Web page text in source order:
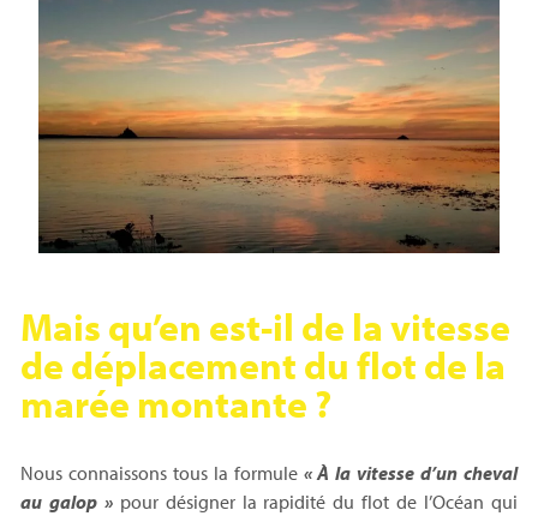
Mais qu’en est-il de la vitesse
de déplacement du flot de la
marée montante ?
Nous connaissons tous la formule « À la vitesse d’un cheval
au galop »pour désigner la rapidité du flot de l’Océan qui